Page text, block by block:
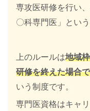
専攻医研修を行い
〇科専門医」とい
上のルールは地域
研修を終えた場合
いう制度です。
専門医資格はキャ